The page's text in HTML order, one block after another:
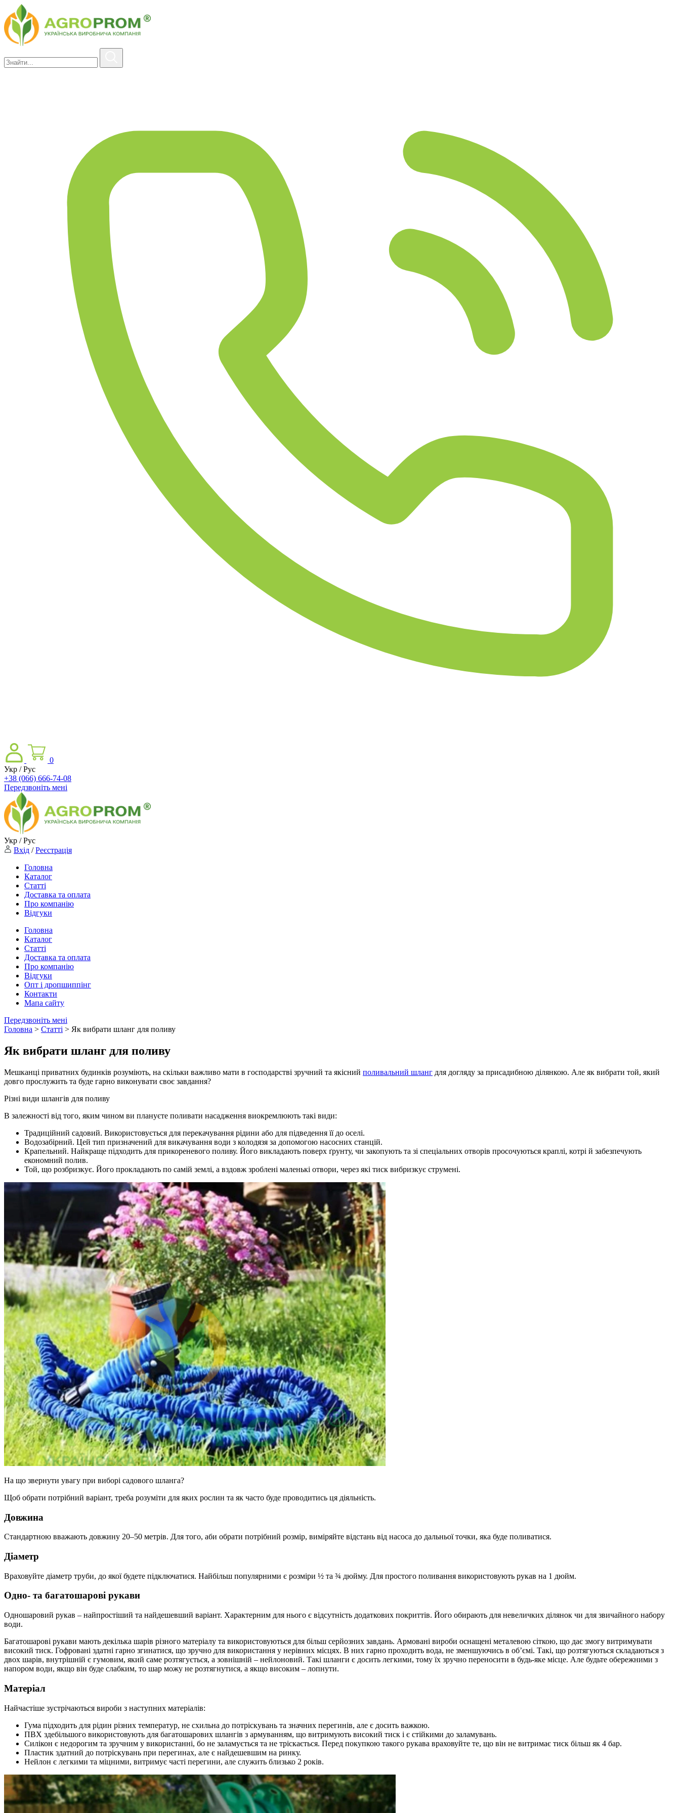
0
Укр / Рус
+38 (066) 666-74-08
Передзвоніть мені
Укр / Рус
Вхід / Реєстрація
Головна
Каталог
Статті
Доставка та оплата
Про компанію
Відгуки
Головна
Каталог
Статті
Доставка та оплата
Про компанію
Відгуки
Опт і дропшиппінг
Контакти
Мапа сайту
Передзвоніть мені
Головна > Статті > Як вибрати шланг для поливу
Як вибрати шланг для поливу
Мешканці приватних будинків розуміють, на скільки важливо мати в господарстві зручний та якісний поливальний шланг для догляду за присадибною ділянкою. Але як вибрати той, який
довго прослужить та буде гарно виконувати своє завдання?
Різні види шлангів для поливу
В залежності від того, яким чином ви плануєте поливати насадження виокремлюють такі види:
Традиційний садовий. Використовується для перекачування рідини або для підведення її до оселі.
Водозабірний. Цей тип призначений для викачування води з колодязя за допомогою насосних станцій.
Крапельний. Найкраще підходить для прикореневого поливу. Його викладають поверх ґрунту, чи закопують та зі спеціальних отворів просочуються краплі, котрі й забезпечують
економний полив.
Той, що розбризкує. Його прокладають по самій землі, а вздовж зроблені маленькі отвори, через які тиск вибризкує струмені.
На що звернути увагу при виборі садового шланга?
Щоб обрати потрібний варіант, треба розуміти для яких рослин та як часто буде проводитись ця діяльність.
Довжина
Стандартною вважають довжину 20–50 метрів. Для того, аби обрати потрібний розмір, виміряйте відстань від насоса до дальньої точки, яка буде поливатися.
Діаметр
Враховуйте діаметр труби, до якої будете підключатися. Найбільш популярними є розміри ½ та ¾ дюйму. Для простого поливання використовують рукав на 1 дюйм.
Одно- та багатошарові рукави
Одношаровий рукав – найпростіший та найдешевший варіант. Характерним для нього є відсутність додаткових покриттів. Його обирають для невеличких ділянок чи для звичайного набору
води.
Багатошарові рукави мають декілька шарів різного матеріалу та використовуються для більш серйозних завдань. Армовані вироби оснащені металевою сіткою, що дає змогу витримувати
високий тиск. Гофровані здатні гарно згинатися, що зручно для використання у нерівних місцях. В них гарно проходить вода, не зменшуючись в об’ємі. Такі, що розтягуються складаються з
двох шарів, внутрішній є гумовим, який саме розтягується, а зовнішній – нейлоновий. Такі шланги є досить легкими, тому їх зручно переносити в будь-яке місце. Але будьте обережними з
напором води, якщо він буде слабким, то шар можу не розтягнутися, а якщо високим – лопнути.
Матеріал
Найчастіше зустрічаються вироби з наступних матеріалів:
Гума підходить для рідин різних температур, не схильна до потріскувань та значних перегинів, але є досить важкою.
ПВХ здебільшого використовують для багатошарових шлангів з армуванням, що витримують високий тиск і є стійкими до заламувань.
Силікон є недорогим та зручним у використанні, бо не заламується та не тріскається. Перед покупкою такого рукава враховуйте те, що він не витримає тиск більш як 4 бар.
Пластик здатний до потріскувань при перегинах, але є найдешевшим на ринку.
Нейлон є легкими та міцними, витримує часті перегини, але служить близько 2 років.